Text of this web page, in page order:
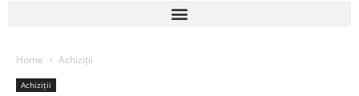
Home Achiziții
Achiziții